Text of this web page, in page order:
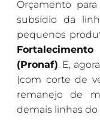
Orçamento
subsídio da
pequenos
(Pronaf). E,
(com corte de
remanejo de
demais linhas do